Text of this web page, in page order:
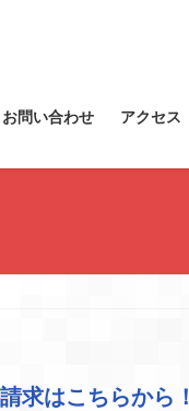
お問い合わせ アクセス
求はこちらから！